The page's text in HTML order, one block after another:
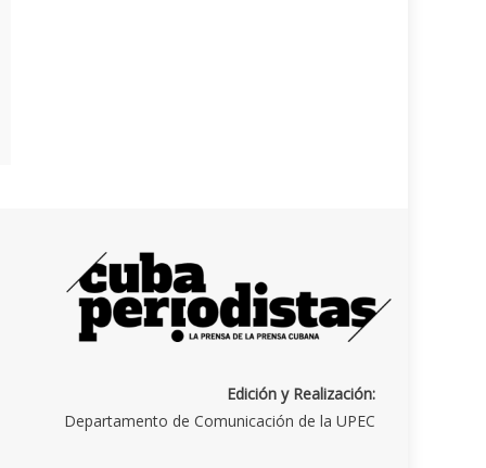
Edición y Realización:
Departamento de Comunicación de la UPEC